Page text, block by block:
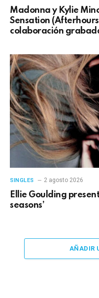
Madonna y Kylie
Sensation
colaboración
SINGLES 2 agosto 2026
Ellie Goulding
seasons’
AÑADIR